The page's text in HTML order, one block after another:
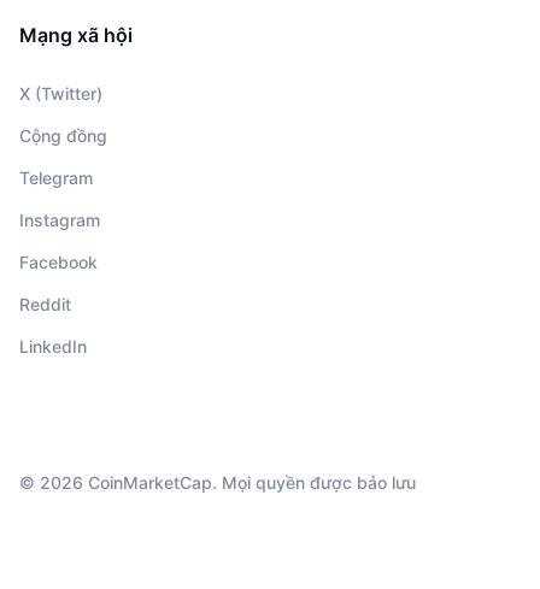
Mạng xã hội
X (Twitter)
Cộng đồng
Telegram
Instagram
Facebook
Reddit
LinkedIn
© 2026 CoinMarketCap. Mọi quyền được bảo lưu